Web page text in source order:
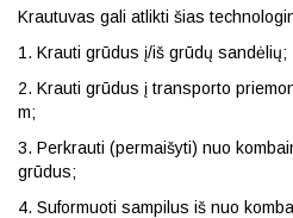
Krautuvas gali atlikti šias
1. Krauti grūdus į/iš grūdų sandėlių;
2. Krauti grūdus į transporto
m;
3. Perkrauti (permaišyti) nuo
grūdus;
4. Suformuoti sampilus iš nuo